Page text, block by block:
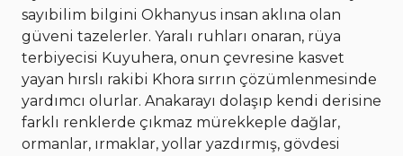
sayıbilim bilgini Okhanyus insan aklına olan
güveni tazelerler. Yaralı ruhları onaran, rüya
terbiyecisi Kuyuhera, onun çevresine kasvet
yayan hırslı rakibi Khora sırrın çözümlenmesinde
yardımcı olurlar. Anakarayı dolaşıp kendi derisine
farklı renklerde çıkmaz mürekkeple dağlar,
ormanlar, ırmaklar, yollar yazdırmış, gövdesi